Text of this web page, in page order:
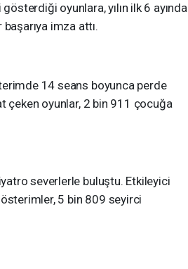
oyunlara, yılın ilk 6 ayında
imza attı.
14 seans boyunca perde
çeken oyunlar, 2 bin 911 çocuğa
severlerle buluştu. Etkileyici
5 bin 809 seyirci